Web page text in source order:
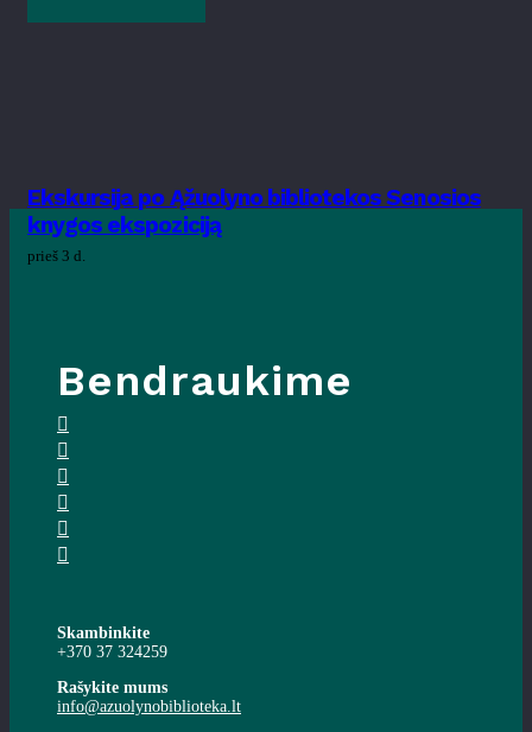
Ekskursija po Ąžuolyno bibliotekos Senosios
knygos ekspoziciją
prieš 3 d.
Bendraukime
Skambinkite
+370 37 324259
Rašykite mums
info@azuolynobiblioteka.lt